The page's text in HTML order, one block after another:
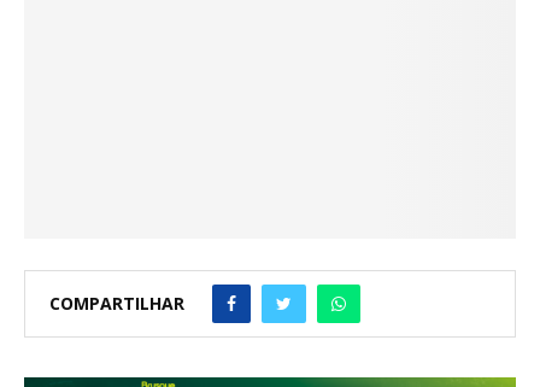
COMPARTILHAR